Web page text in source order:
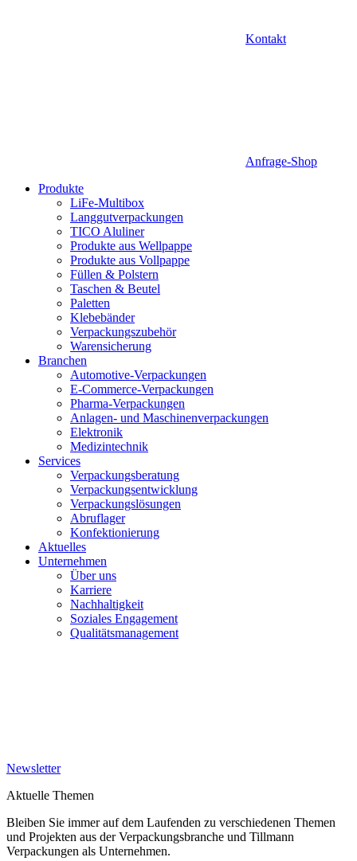
Kontakt
Anfrage-Shop
Produkte
LiFe-Multibox
Langgutverpackungen
TICO Aluliner
Produkte aus Wellpappe
Produkte aus Vollpappe
Füllen & Polstern
Taschen & Beutel
Paletten
Klebebänder
Verpackungszubehör
Warensicherung
Branchen
Automotive-Verpackungen
E-Commerce-Verpackungen
Pharma-Verpackungen
Anlagen- und Maschinenverpackungen
Elektronik
Medizintechnik
Services
Verpackungsberatung
Verpackungsentwicklung
Verpackungslösungen
Abruflager
Konfektionierung
Aktuelles
Unternehmen
Über uns
Karriere
Nachhaltigkeit
Soziales Engagement
Qualitätsmanagement
Newsletter
Aktuelle Themen
Bleiben Sie immer auf dem Laufenden zu verschiedenen Themen
und Projekten aus der Verpackungsbranche und Tillmann
Verpackungen als Unternehmen.